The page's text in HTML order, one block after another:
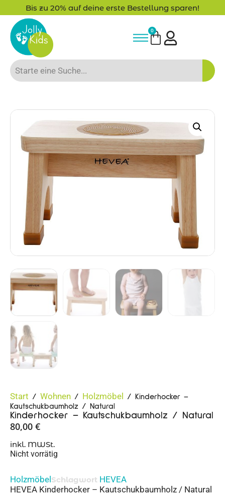
Bis zu 20% auf deine erste Bestellung sparen!
0
Start / Wohnen / Holzmöbel / Kinderhocker –
Kautschukbaumholz / Natural
Kinderhocker – Kautschukbaumholz / Natural
80,00 €
inkl. MWSt.
Nicht vorrätig
Holzmöbel Schlagwort HEVEA
HEVEA Kinderhocker – Kautschukbaumholz / Natural